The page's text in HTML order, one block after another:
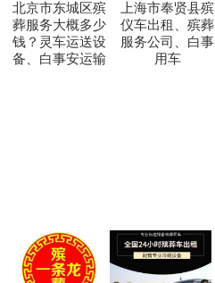
北京市东城区殡
葬服务大概多少
钱？灵车运送设
备、白事安运输
上海市奉贤县殡
仪车出租、殡葬
服务公司、白事
用车